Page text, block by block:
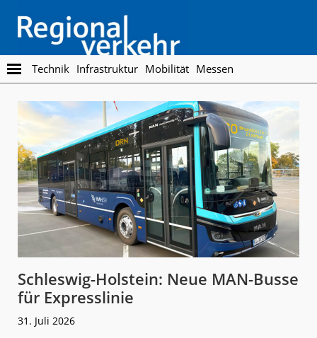
main
content
footer
Regionalverkehr
Die
Fachzeitschrift
den
Öffentlichen
Personennahverkehr
Technik Infrastruktur Mobilität Messen
Schleswig-Holstein: Neue MAN-Busse
für Expresslinie
31. Juli 2026